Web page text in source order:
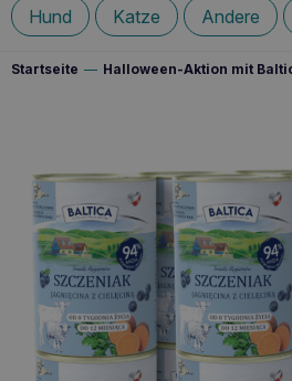
Hund Katze Andere
Startseite — Halloween-Aktion mit